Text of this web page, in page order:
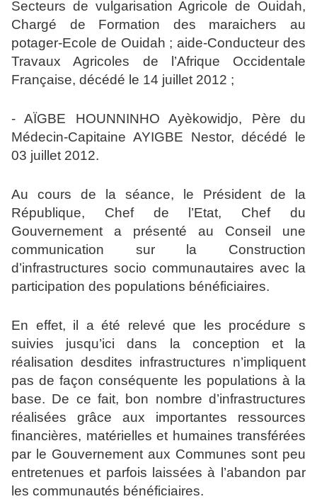
Secteurs de vulgarisation Agricole de Ouidah,
Chargé de Formation des maraichers au
potager-Ecole de Ouidah ; aide-Conducteur des
Travaux Agricoles de l’Afrique Occidentale
Française, décédé le 14 juillet 2012 ;
- AÏGBE HOUNNINHO Ayèkowidjo, Père du
Médecin-Capitaine AYIGBE Nestor, décédé le
03 juillet 2012.
Au cours de la séance, le Président de la
République, Chef de l’Etat, Chef du
Gouvernement a présenté au Conseil une
communication sur la Construction
d’infrastructures socio communautaires avec la
participation des populations bénéficiaires.
En effet, il a été relevé que les procédure s
suivies jusqu’ici dans la conception et la
réalisation desdites infrastructures n’impliquent
pas de façon conséquente les populations à la
base. De ce fait, bon nombre d’infrastructures
réalisées grâce aux importantes ressources
financières, matérielles et humaines transférées
par le Gouvernement aux Communes sont peu
entretenues et parfois laissées à l’abandon par
les communautés bénéficiaires.